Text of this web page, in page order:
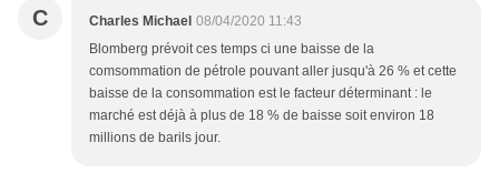
C Charles Michael 08/04/2020 11:43
Blomberg prévoit ces temps ci une baisse de la
comsommation de pétrole pouvant aller jusqu'à 26 % et cette
baisse de la consommation est le facteur déterminant : le
marché est déjà à plus de 18 % de baisse soit environ 18
millions de barils jour.